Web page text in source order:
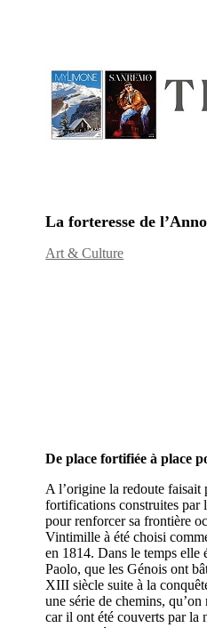
La forteresse de
Art & Culture
De place fortifiée à place
A l’origine la redoute faisait
fortifications construites par
pour renforcer sa frontière
Vintimille à été choisi
en 1814. Dans le temps elle
Paolo, que les Génois ont
XIII siècle suite à la
une série de chemins,
car il ont été couverts par la